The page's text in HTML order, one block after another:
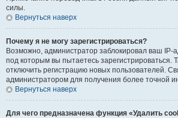
силы.
Вернуться наверх
Почему я не могу зарегистрироваться?
Возможно, администратор заблокировал ваш IP-
под которым вы пытаетесь зарегистрироваться.
отключить регистрацию новых пользователей.
администратором для получения более точной
Вернуться наверх
Для чего предназначена функция «Удалить